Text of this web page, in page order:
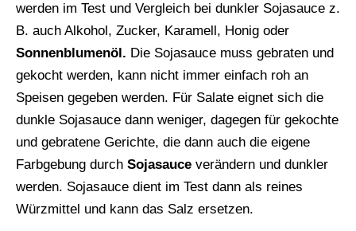
werden im Test und Vergleich bei dunkler Sojasauce z.
B. auch Alkohol, Zucker, Karamell, Honig oder
Sonnenblumenöl. Die Sojasauce muss gebraten und
gekocht werden, kann nicht immer einfach roh an
Speisen gegeben werden. Für Salate eignet sich die
dunkle Sojasauce dann weniger, dagegen für gekochte
und gebratene Gerichte, die dann auch die eigene
Farbgebung durch Sojasauce verändern und dunkler
werden. Sojasauce dient im Test dann als reines
Würzmittel und kann das Salz ersetzen.